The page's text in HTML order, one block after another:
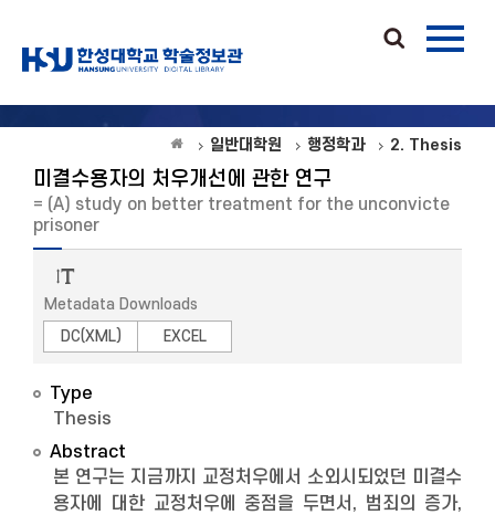
일반대학원 행정학과 2. Thesis
미결수용자의 처우개선에 관한 연구
= (A) study on better treatment for the unconvicte
prisoner
Metadata Downloads
DC(XML)
EXCEL
Type
Thesis
Abstract
본 연구는 지금까지 교정처우에서 소외시되었던 미결수
용자에 대한 교정처우에 중점을 두면서, 범죄의 증가,